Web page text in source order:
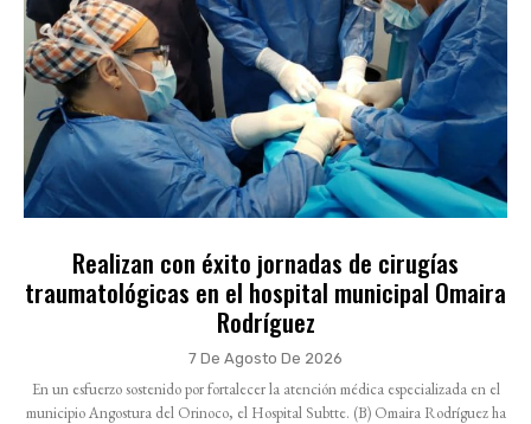
Realizan con éxito jornadas de cirugías
traumatológicas en el hospital municipal Omaira
Rodríguez
7 De Agosto De 2026
En un esfuerzo sostenido por fortalecer la atención médica especializada en el
municipio Angostura del Orinoco, el Hospital Subtte. (B) Omaira Rodríguez ha